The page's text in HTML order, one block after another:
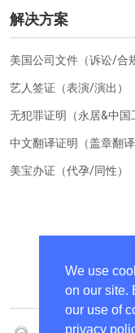
解决方案
美国公司文件（诉讼/合
艺人签证（表演/演出）
无犯罪证明（永居&中国
中文翻译证明（盖章翻译
美宝办证（代孕/同性）
We use
on our site.
our use of
privacy